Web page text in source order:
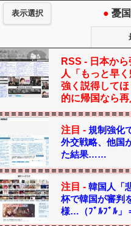
表示選択 ● 憂
RSS - 日本か
人「もっと早
強く説得して
的に帰国なら
注目 - 規制強化
外交戦略、他国
た結果……
注目 - 韓国人「
杯で韓国が審判
様…（ﾌﾞﾙﾌﾞﾙ」